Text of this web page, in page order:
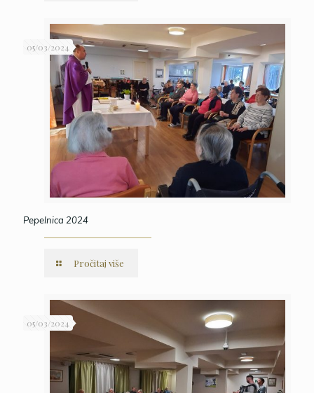
05/03/2024
Pepelnica 2024
Pročitaj više
05/03/2024